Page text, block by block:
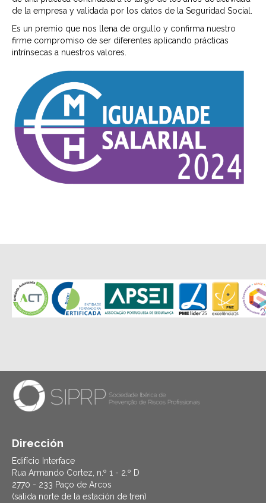
de la empresa y validada por los datos de la Seguridad Social.
Es un premio que nos llena de orgullo y confirma nuestro
firme compromiso de ser diferentes aplicando prácticas
intrínsecas a nuestros valores.
Dirección
Edifício Interface
Rua Armando Cortez, n.º 1 - 2.º D
2770 - 233 Paço de Arcos
(salida norte de la estación de tren)